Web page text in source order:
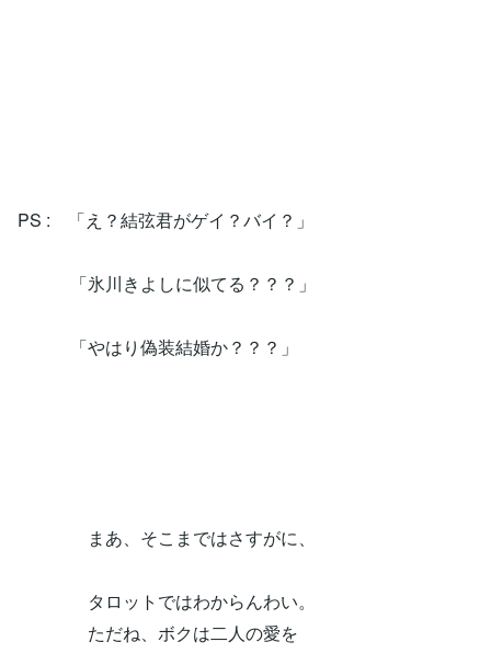
PS : 「え？結弦君がゲイ？バイ？」
「氷川きよしに似てる？？？」
「やはり偽装結婚か？？？」
まあ、そこまではさすがに、
タロットではわからんわい。
ただね、ボクは二人の愛を